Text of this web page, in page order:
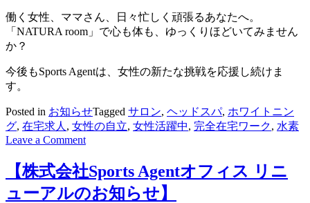
働く女性、ママさん、日々忙しく頑張るあなたへ。
「NATURA room」で心も体も、ゆっくりほどいてみません
か？
今後もSports Agentは、女性の新たな挑戦を応援し続けま
す。
Posted in お知らせTagged サロン, ヘッドスパ, ホワイトニン
グ, 在宅求人 , 女性の自立, 女性活躍中, 完全在宅ワーク, 水素
Leave a Commenton
ス
タ
ー
【株式会社Sports Agentオフィス リニ
ューアルのお知らせ】